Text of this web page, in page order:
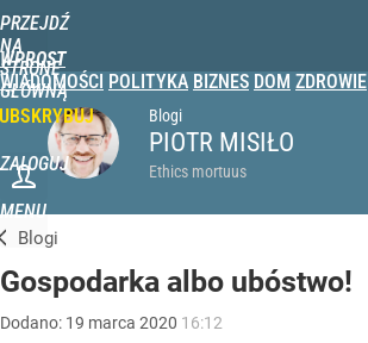
PRZEJDŹ
NA
STRONĘ
GŁÓWNĄ
WPROST
WIADOMOŚCI POLITYKA BIZNES DOM ZDROWIE
ZALOGUJ
MENU
Blogi
PIOTR MISIŁO
Ethics mortuus
Blogi
Gospodarka albo ubóstwo!
Dodano: 19 marca 2020 16:12